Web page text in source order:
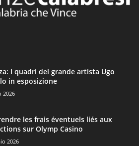
I quadri del grande artista Ugo
in esposizione
2026
les frais éventuels liés aux
sur Olymp Casino
2026